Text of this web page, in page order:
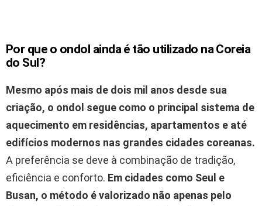
Por que o ondol ainda é tão utilizado na Coreia
do Sul?
Mesmo após mais de dois mil anos desde sua
criação, o ondol segue como o principal sistema de
aquecimento em residências, apartamentos e até
edifícios modernos nas grandes cidades coreanas.
A preferência se deve à combinação de tradição,
eficiência e conforto. Em cidades como Seul e
Busan, o método é valorizado não apenas pelo